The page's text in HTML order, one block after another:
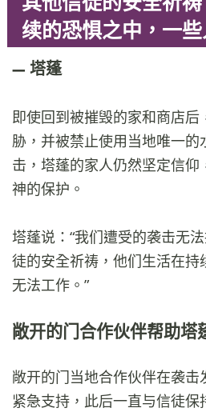
续的恐惧之中，一
塔蓬
即使回到被摧毁的家和商店
胁，并被禁止使用当地唯一
击，塔蓬的家人仍然坚定信
神的保护。
塔蓬说：“我们遭受的袭击无
徒的安全祈祷，他们生活在持
无法工作。”
敞开的门合作伙伴帮助塔
敞开的门当地合作伙伴在袭
紧急支持，此后一直与信徒保